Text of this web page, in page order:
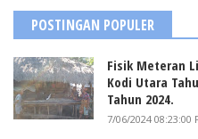
POSTINGAN POPULER
Fisik Meteran
Kodi Utara
Tahun 2024.
7/06/2024 08:23:00